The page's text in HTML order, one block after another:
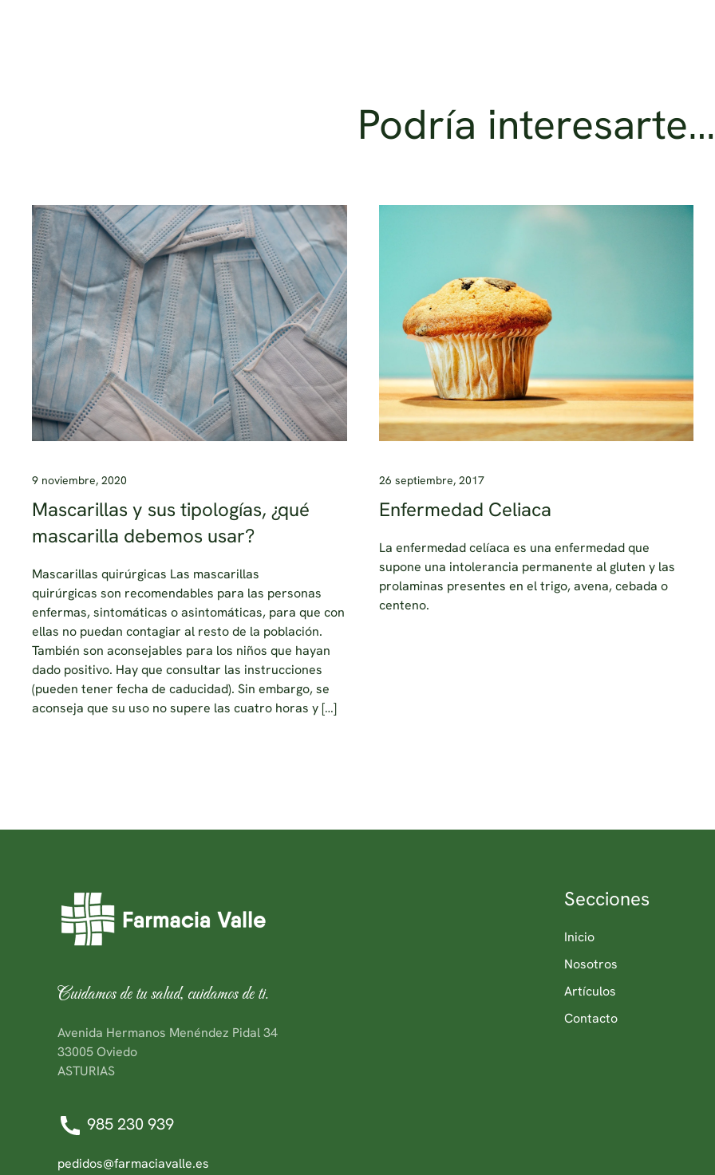
Podría interesarte…
9 noviembre, 2020
Mascarillas y sus tipologías, ¿qué
mascarilla debemos usar?
Mascarillas quirúrgicas Las mascarillas
quirúrgicas son recomendables para las personas
enfermas, sintomáticas o asintomáticas, para que con
ellas no puedan contagiar al resto de la población.
También son aconsejables para los niños que hayan
dado positivo. Hay que consultar las instrucciones
(pueden tener fecha de caducidad). Sin embargo, se
aconseja que su uso no supere las cuatro horas y […]
26 septiembre, 2017
Enfermedad Celiaca
La enfermedad celíaca es una enfermedad que
supone una intolerancia permanente al gluten y las
prolaminas presentes en el trigo, avena, cebada o
centeno.
Cuidamos de tu salud, cuidamos de ti.
Avenida Hermanos Menéndez Pidal 34
33005 Oviedo
ASTURIAS
985 230 939
pedidos@farmaciavalle.es
Secciones
Inicio
Nosotros
Artículos
Contacto